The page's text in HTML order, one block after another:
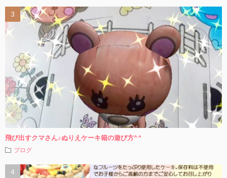
飛び出すクマさん♪ぬりえケーキ箱の遊び方^^
ブログ